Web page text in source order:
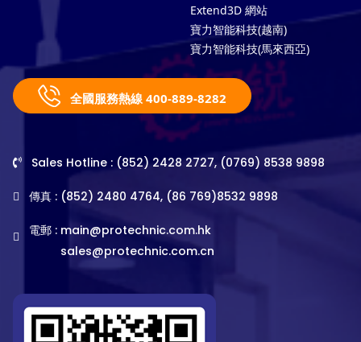
Extend3D 網站
寶力智能科技(越南)
寶力智能科技(馬來西亞)
全國服務熱線 400-889-8282
Sales Hotline : (852) 2428 2727, (0769) 8538 9898
傳真 : (852) 2480 4764, (86 769)8532 9898
電郵 : main@protechnic.com.hk
sales@protechnic.com.cn